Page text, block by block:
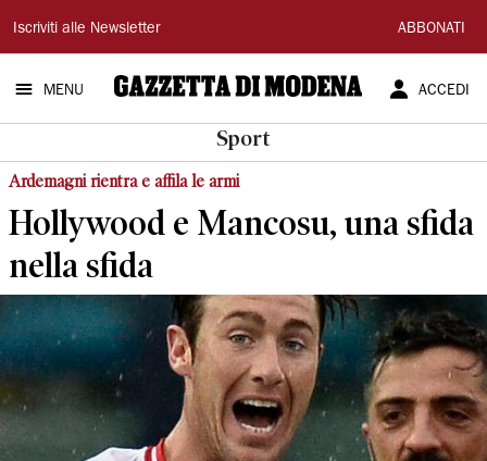
Gazzetta
di
Modena
Iscriviti alle Newsletter ABBONATI
MENU ACCEDI
Sport
Ardemagni rientra e affila le armi
Hollywood e Mancosu, una sfida
nella sfida